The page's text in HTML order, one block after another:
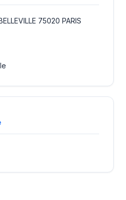
75020 PARIS